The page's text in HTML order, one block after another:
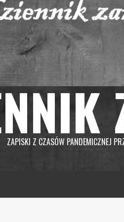
ZAPISKI Z CZASÓW PANDEMICZNEJ